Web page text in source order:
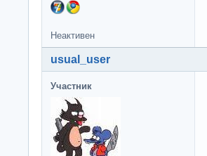
Неактивен
usual_user
Участник